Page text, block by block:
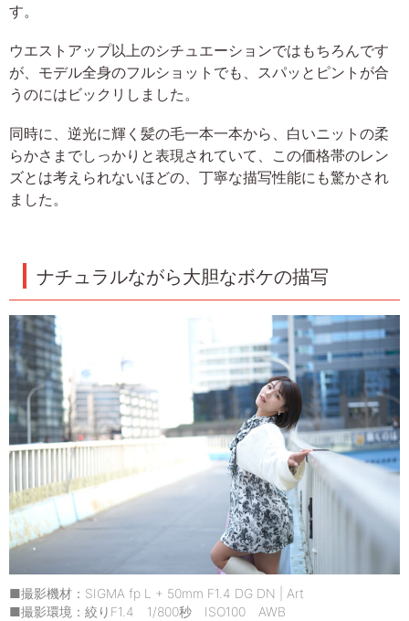
す。
ウエストアップ以上のシチュエーションではもちろんです
が、モデル全身のフルショットでも、スパッとピントが合
うのにはビックリしました。
同時に、逆光に輝く髪の毛一本一本から、白いニットの柔
らかさまでしっかりと表現されていて、この価格帯のレン
ズとは考えられないほどの、丁寧な描写性能にも驚かされ
ました。
ナチュラルながら大胆なボケの描写
■撮影機材：SIGMA fp L + 50mm F1.4 DG DN | Art
■撮影環境：絞りF1.4 1/800秒 ISO100 AWB